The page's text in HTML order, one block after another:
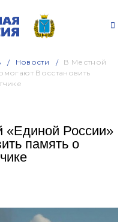
Новости
В Местной
Восстановить
«Единой России»
память о